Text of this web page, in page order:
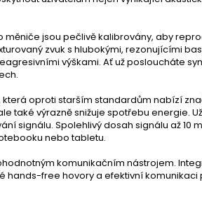
jsou pečlivě kalibrovány, aby
zvuk s hlubokými, rezonujícími
výškami. Ať už posloucháte
oproti starším standardům nabízí
také výrazně snižuje spotřebu energie.
signálu. Spolehlivý dosah signálu až 10
nebo tabletu.
komunikačním nástrojem.
hands-free hovory a efektivní komunikaci